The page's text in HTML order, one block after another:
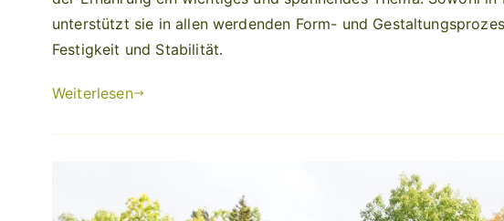
unterstützt sie in allen werdenden Form- und
Festigkeit und Stabilität.
Weiterlesen